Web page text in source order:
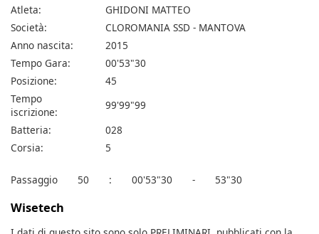
Atleta:
GHIDONI MATTEO
Società:
CLOROMANIA SSD - MANTOVA
Anno nascita:
2015
Tempo Gara:
00'53"30
Posizione:
45
Tempo
iscrizione:
99'99"99
Batteria:
028
Corsia:
5
Passaggio 50 : 00'53"30 - 53"30
Wisetech